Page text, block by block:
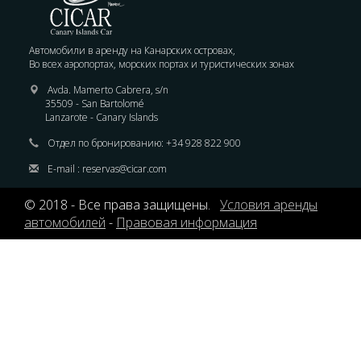
Автомобили в аренду на Канарских островах,
Во всех аэропортах, морских портах и туристических зонах
Avda. Mamerto Cabrera, s/n
35509 - San Bartolomé
Lanzarote - Canary Islands
Отдел по бронированию: +34 928 822 900
E-mail : reservas@cicar.com
© 2018 - Все права защищены. Условия аренды
автомобилей - Правовая информация